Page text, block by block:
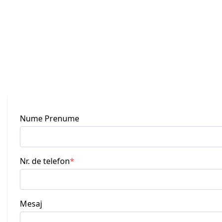
Nume Prenume
Nr. de telefon*
Mesaj